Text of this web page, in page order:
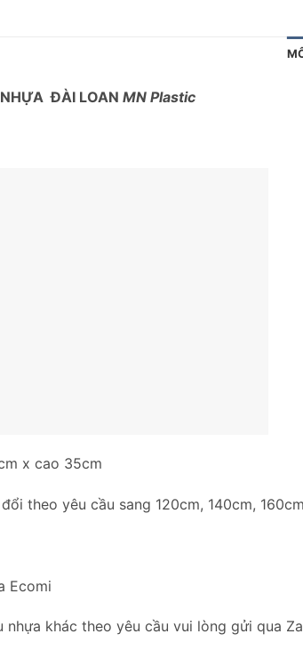
ĐÀI LOAN MN Plastic
x cao 35cm
theo yêu cầu sang 120cm, 140cm,
Ecomi
khác theo yêu cầu vui lòng gửi qua